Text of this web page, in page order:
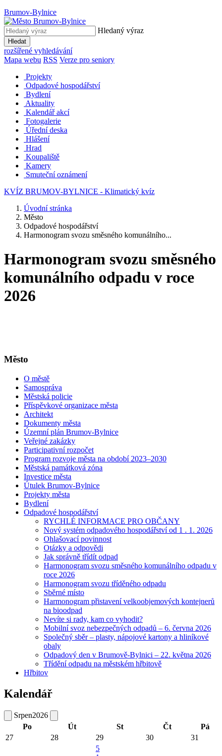
Brumov-Bylnice
Hledaný výraz
Hledat
rozšířené vyhledávání
Mapa webu RSS Verze pro seniory
Projekty
Odpadové hospodářství
Bydlení
Aktuality
Kalendář akcí
Fotogalerie
Úřední deska
Hlášení
Hrad
Koupaliště
Kamery
Smuteční oznámení
KVÍZ BRUMOV-BYLNICE - Klimatický kvíz
Úvodní stránka
Město
Odpadové hospodářství
Harmonogram svozu směsného komunálního...
Harmonogram svozu směsného
komunálního odpadu v roce
2026
Město
O městě
Samospráva
Městská policie
Příspěvkové organizace města
Architekt
Dokumenty města
Územní plán Brumov-Bylnice
Veřejné zakázky
Participativní rozpočet
Program rozvoje města na období 2023–2030
Městská památková zóna
Investice města
Útulek Brumov-Bylnice
Projekty města
Bydlení
Odpadové hospodářství
RYCHLÉ INFORMACE PRO OBČANY
Nový systém odpadového hospodářství od 1 . 1. 2026
Ohlašovací povinnost
Otázky a odpovědi
Jak správně třídít odpad
Harmonogram svozu směsného komunálního odpadu v
roce 2026
Harmonogram svozu tříděného odpadu
Sběrné místo
Harmonogram přistavení velkoobjemových kontejnerů
na bioodpad
Nevíte si rady, kam co vyhodit?
Mobilní svoz nebezpečných odpadů – 6. června 2026
Společný sběr – plasty, nápojové kartony a hliníkové
obaly
Odpadový den v Brumově-Bylnici – 22. května 2026
Třídění odpadu na městském hřbitově
Hřbitov
Kalendář
Srpen2026
Po
Út St Čt
Pá
27
28 29 30 31
5